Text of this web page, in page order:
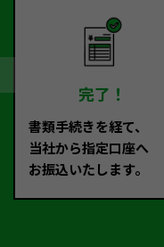
完了！
書類手続きを経て、
当社から指定口座へ
お振込いたします。